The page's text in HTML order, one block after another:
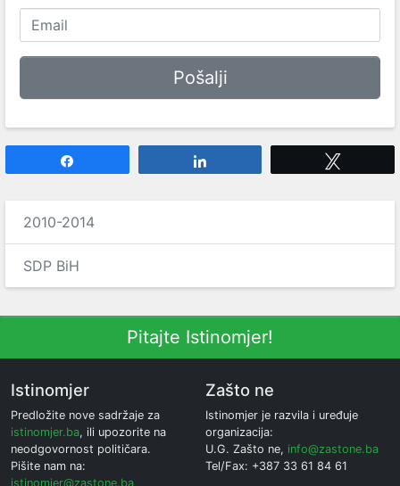
2010-2014
SDP BiH
Pitajte Istinomjer!
Istinomjer
Predložite nove sadržaje za
istinomjer.ba, ili upozorite na
neodgovornost političara.
Pišite nam na:
istinomjer@zastone.ba
Zašto ne
Istinomjer je razvila i uređuje
organizacija:
U.G. Zašto ne, info@zastone.ba
Tel/Fax: +387 33 61 84 61